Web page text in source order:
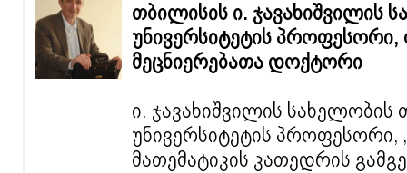
თბილისის ი. ჯავახიშვილის
უნივერსიტეტის პროფესორი,
მეცნიერებათა დოქტორი
​ი. ჯავახიშვილის
უნივერსიტეტის
მათემატიკის კათედრის